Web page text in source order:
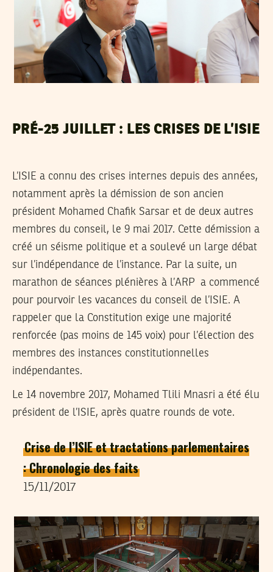
PRÉ-25 JUILLET : LES CRISES DE L’ISIE
L’ISIE a connu des crises internes depuis des années,
notamment après la démission de son ancien
président Mohamed Chafik Sarsar et de deux autres
membres du conseil, le 9 mai 2017. Cette démission a
créé un séisme politique et a soulevé un large débat
sur l’indépendance de l’instance. Par la suite, un
marathon de séances plénières à l’ARP a commencé
pour pourvoir les vacances du conseil de l’ISIE. A
rappeler que la Constitution exige une majorité
renforcée (pas moins de 145 voix) pour l’élection des
membres des instances constitutionnelles
indépendantes.
Le 14 novembre 2017, Mohamed Tlili Mnasri a été élu
président de l’ISIE, après quatre rounds de vote.
Crise de l’ISIE et tractations parlementaires
: Chronologie des faits
15/11/2017